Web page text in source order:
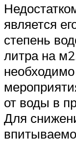
является
степень
литра на
от воды в
Для